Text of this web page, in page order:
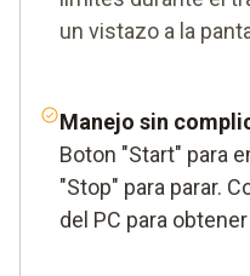
un vistazo a la
Manejo sin
Boton "Start" para
"Stop" para parar.
del PC para